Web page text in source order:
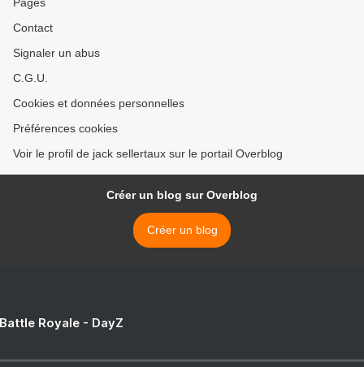
Contact
Signaler un abus
C.G.U.
Cookies et données personnelles
Préférences cookies
Voir le profil de jack sellertaux sur le portail Overblog
Créer un blog sur Overblog
Créer un blog
Royale - DayZ